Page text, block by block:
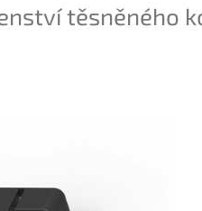
těsněného